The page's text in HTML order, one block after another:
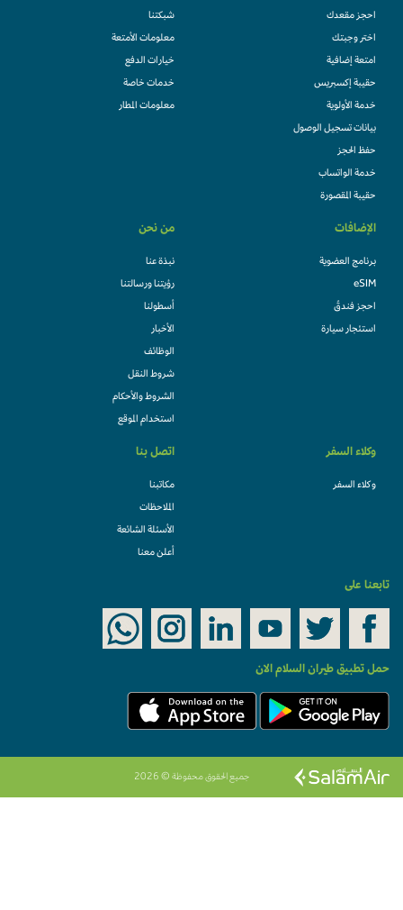
احجز مقعدك
اختر وجبتك
امتعة إضافية
حقيبة إكسبريس
خدمة الأولوية
بيانات تسجيل الوصول
حفظ الحجز
خدمة الواتساب
حقيبة المقصورة
شبكتنا
معلومات الأمتعة
خيارات الدفع
خدمات خاصة
معلومات المطار
الإضافات
برنامج العضوية
eSIM
احجز فندقً
استئجار سيارة
من نحن
نبذة عنا
رؤيتنا ورسالتنا
أسطولنا
الأخبار
الوظائف
شروط النقل
الشروط والأحكام
استخدام الموقع
وكلاء السفر
وكلاء السفر
اتصل بنا
مكاتبنا
الملاحظات
الأسئلة الشائعة
أعلن معنا
تابعنا على
حمل تطبيق طيران السلام الان
جميع الحقوق محفوظة © 2026